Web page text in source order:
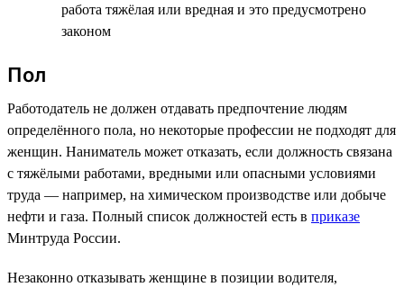
работа тяжёлая или вредная и это предусмотрено
законом
Пол
Работодатель не должен отдавать предпочтение людям
определённого пола, но некоторые профессии не подходят для
женщин. Наниматель может отказать, если должность связана
с тяжёлыми работами, вредными или опасными условиями
труда — например, на химическом производстве или добыче
нефти и газа. Полный список должностей есть в приказе
Минтруда России.
Незаконно отказывать женщине в позиции водителя,